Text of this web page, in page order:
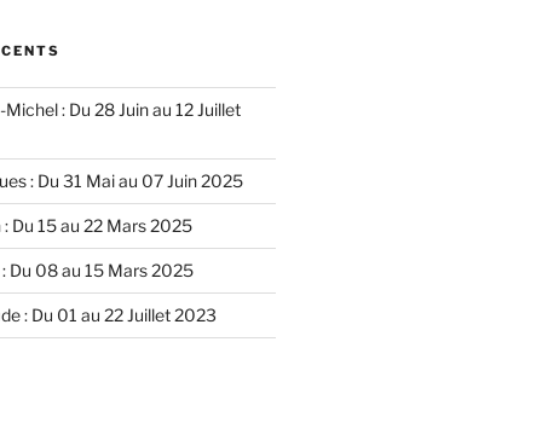
: Du 28 Juin au 12 Juillet
: Du 31 Mai au 07 Juin 2025
: Du 15 au 22 Mars 2025
Du 08 au 15 Mars 2025
: Du 01 au 22 Juillet 2023